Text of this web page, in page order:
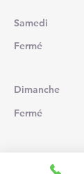
Samedi
Fermé
Dimanche
Fermé